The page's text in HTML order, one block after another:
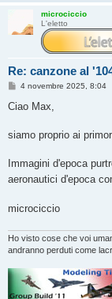
microciccio
L'eletto
Re: canzone al
M
s
g
o
4 novembre 2025, 8:04
Ciao Max,
siamo proprio ai
Immagini d'epoca
aeronautici d'epoca
microciccio
Ho visto cose che voi
andranno perduti come